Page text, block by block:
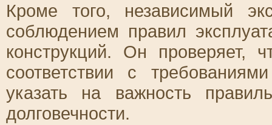
Кроме того, независимый
соблюдением правил
конструкций. Он проверяет,
соответствии с
указать на важность
долговечности.